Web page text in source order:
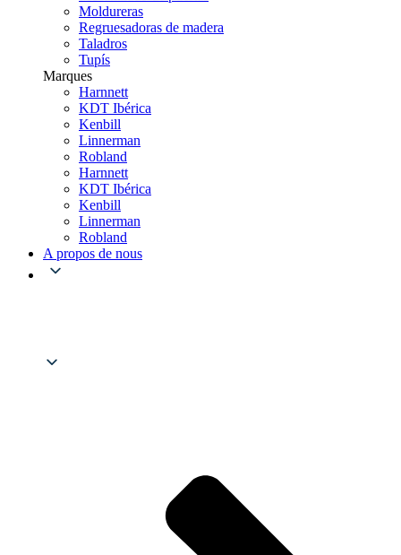
Moldureras
Regruesadoras de madera
Taladros
Tupís
Marques
Harnnett
KDT Ibérica
Kenbill
Linnerman
Robland
Harnnett
KDT Ibérica
Kenbill
Linnerman
Robland
A propos de nous